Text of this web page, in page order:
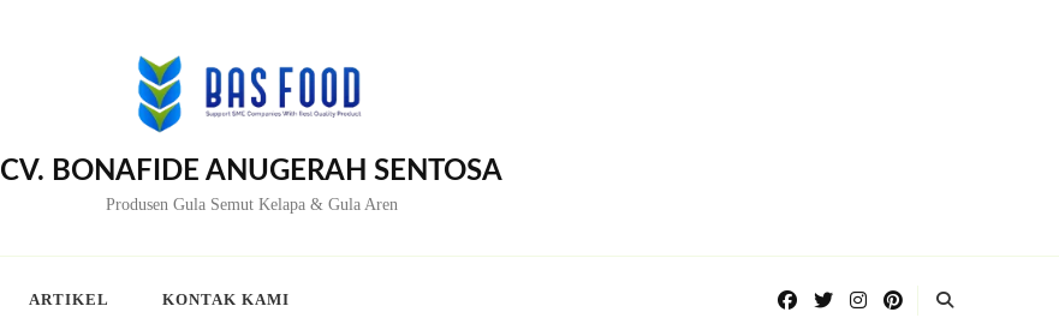
CV. BONAFIDE ANUGERAH SENTOSA
Produsen Gula Semut Kelapa & Gula Aren
ARTIKEL KONTAK KAMI